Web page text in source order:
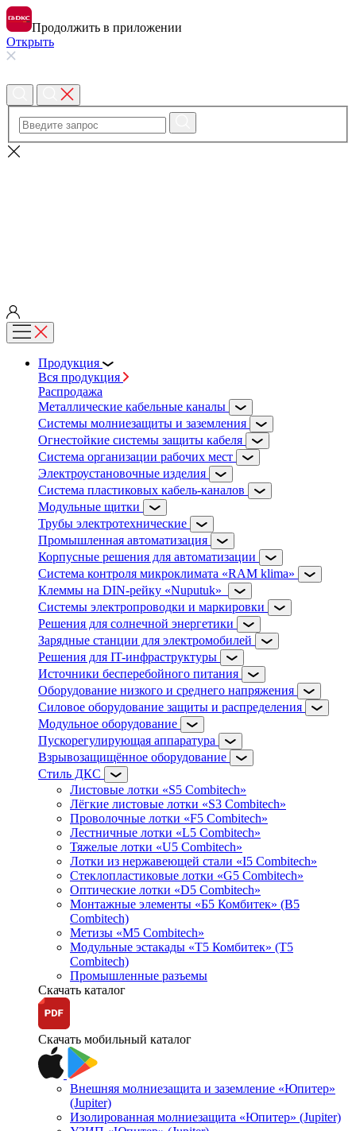
Продолжить в приложении
Открыть
Продукция
Вся продукция
Распродажа
Металлические кабельные каналы
Системы молниезащиты и заземления
Огнестойкие системы защиты кабеля
Система организации рабочих мест
Электроустановочные изделия
Система пластиковых кабель-каналов
Модульные щитки
Трубы электротехнические
Промышленная автоматизация
Корпусные решения для автоматизации
Система контроля микроклимата «RAM klima»
Клеммы на DIN-рейку «Nuputuk»
Системы электропроводки и маркировки
Решения для солнечной энергетики
Зарядные станции для электромобилей
Решения для IT-инфраструктуры
Источники бесперебойного питания
Оборудование низкого и среднего напряжения
Силовое оборудование защиты и распределения
Модульное оборудование
Пускорегулирующая аппаратура
Взрывозащищённое оборудование
Стиль ДКС
Листовые лотки «S5 Combitech»
Лёгкие листовые лотки «S3 Combitech»
Проволочные лотки «F5 Combitech»
Лестничные лотки «L5 Combitech»
Тяжелые лотки «U5 Combitech»
Лотки из нержавеющей стали «I5 Combitech»
Стеклопластиковые лотки «G5 Combitech»
Оптические лотки «D5 Combitech»
Монтажные элементы «Б5 Комбитек» (B5
Combitech)
Метизы «M5 Combitech»
Модульные эстакады «Т5 Комбитек» (T5
Combitech)
Промышленные разъемы
Скачать каталог
Скачать мобильный каталог
Внешняя молниезащита и заземление «Юпитер»
(Jupiter)
Изолированная молниезащита «Юпитер» (Jupiter)